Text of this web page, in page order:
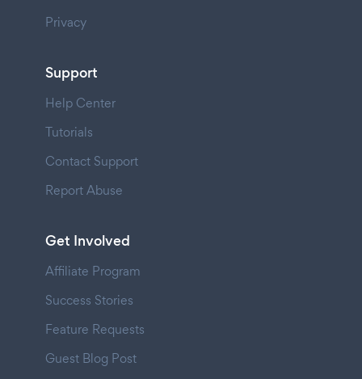
Privacy
Support
Help Center
Tutorials
Contact Support
Report Abuse
Get Involved
Affiliate Program
Success Stories
Feature Requests
Guest Blog Post